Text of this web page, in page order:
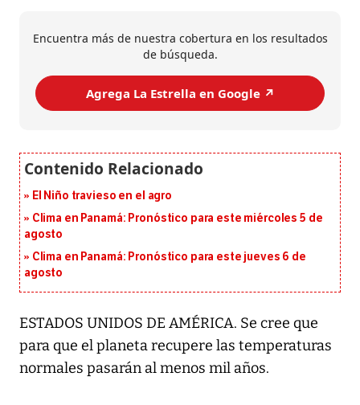
Encuentra más de nuestra cobertura en los resultados
de búsqueda.
Agrega La Estrella en Google ↗️
El Niño travieso en el agro
Clima en Panamá: Pronóstico para este miércoles 5 de
agosto
Clima en Panamá: Pronóstico para este jueves 6 de
agosto
ESTADOS UNIDOS DE AMÉRICA. Se cree que
para que el planeta recupere las temperaturas
normales pasarán al menos mil años.